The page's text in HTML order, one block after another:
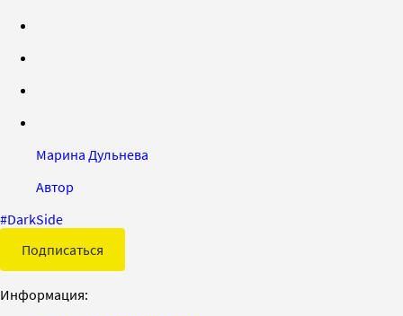
Марина Дульнева
Автор
#DarkSide
Подписаться
Информация: